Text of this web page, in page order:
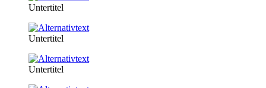
Untertitel
Untertitel
Untertitel